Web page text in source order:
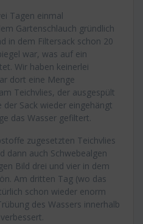
Tagen einmal
Gartenschlauch gründlich
in dem Filtersack schon 20
war, was auf ein
Wir haben keinerlei
dort eine Menge
Teichvlies, der ausgespült
Sack wieder eingehängt
das Wasser gefiltert.
zugesetzten Teichvlies
dann auch Schwebealgen
Bild drei und vier in dem
Am dritten Tag (wo das
schon wieder enorm
des Wassers innerhalb